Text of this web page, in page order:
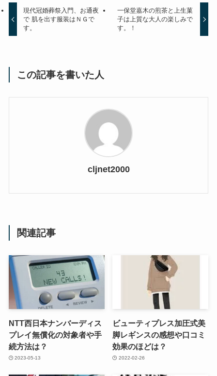
現代冠婚葬祭入門、お通夜
で 肌を出す服装はＮＧで
す。
一保堂嘉木の煎茶と上生菓
子は上質な大人の楽しみで
す。！
この記事を書いた人
cljnet2000
関連記事
NTT西日本ナンバーディス
プレイ無償化の対象者や手
続方法は？
2023-05-13
ビューティプレス加圧式美
脚レギンスの感想や口コミ
効果のほどは？
2022-02-26